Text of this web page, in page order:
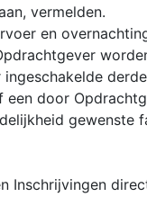
vermelden.
en
door
gewenste
Inschrijvingen